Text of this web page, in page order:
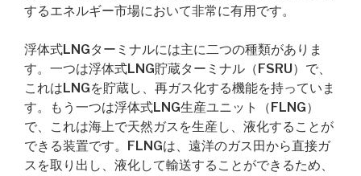
するエネルギー市場において非常に有用です。
浮体式LNGターミナルには主に二つの種類がありま
す。一つは浮体式LNG貯蔵ターミナル（FSRU）で、
これはLNGを貯蔵し、再ガス化する機能を持っていま
す。もう一つは浮体式LNG生産ユニット（FLNG）
で、これは海上で天然ガスを生産し、液化することが
できる装置です。FLNGは、遠洋のガス田から直接ガ
スを取り出し、液化して輸送することができるため、